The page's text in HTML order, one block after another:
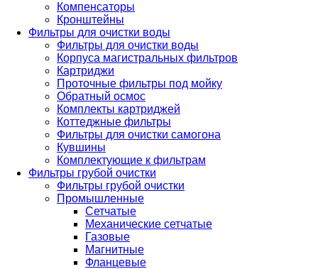
Компенсаторы
Кронштейны
Фильтры для очистки воды
Фильтры для очистки воды
Корпуса магистральных фильтров
Картриджи
Проточные фильтры под мойку
Обратный осмос
Комплекты картриджей
Коттеджные фильтры
Фильтры для очистки самогона
Кувшины
Комплектующие к фильтрам
Фильтры грубой очистки
Фильтры грубой очистки
Промышленные
Сетчатые
Механические сетчатые
Газовые
Магнитные
Фланцевые